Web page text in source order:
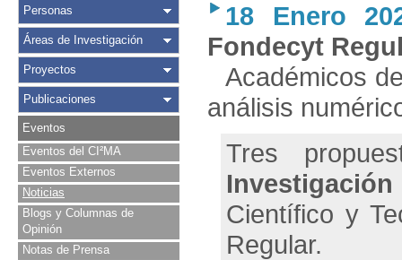
Personas
Áreas de Investigación
Proyectos
Publicaciones
Eventos
Eventos del CI²MA
Eventos Externos
Noticias
Blogs y Columnas de
Opinión
Notas de Prensa
18 Enero
Fondecyt
Académicos
análisis
Tres
Investigación
Científico y
Regular.